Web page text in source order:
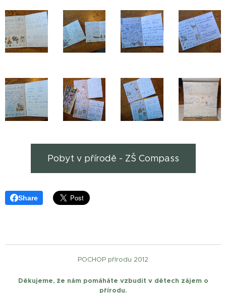
Pobyt v přírodě - ZŠ Compass
Share
POCHOP přírodu 2012
Děkujeme, že nám pomáháte vzbudit v dětech zájem o
přírodu.